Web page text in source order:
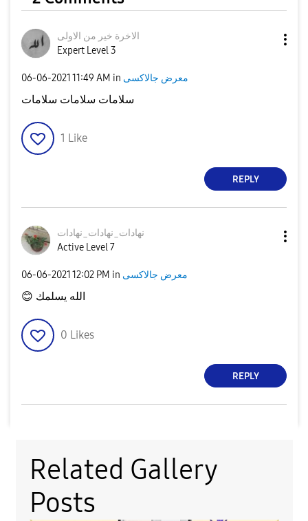
الاخرة خير من الاولى
Expert Level 3
‎06-06-2021 11:49 AM in معرض جالاكسى
سلامات سلامات سلامات
1 Like
REPLY
نهادات_نهادات_نهادات
Active Level 7
‎06-06-2021 12:02 PM in معرض جالاكسى
😊 الله يسلمك
0 Likes
REPLY
Related Gallery
Posts